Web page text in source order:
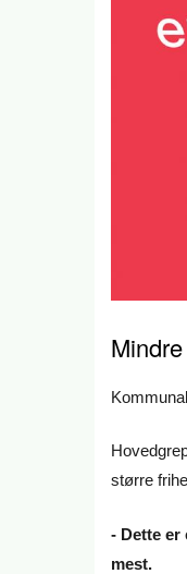
større
- Dette
mest.